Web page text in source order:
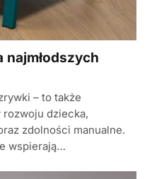
najmłodszych
– to także
rozwoju dziecka,
zdolności manualne.
wspierają…